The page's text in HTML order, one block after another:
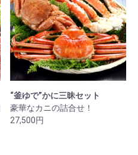
“釜ゆで”かに三昧セット
豪華なカニの詰合せ！
27,500円